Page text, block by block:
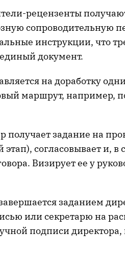
рецензенты
сопроводительную
инструкции, что
документ.
на доработку
маршрут, например,
получает задание на
согласовывает и, в
Визирует ее у
заданием
или секретарю на
подписи